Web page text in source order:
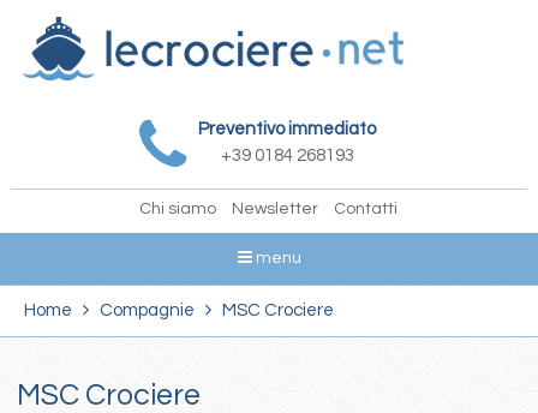
Preventivo immediato
+39 0184 268193
Chi siamo Newsletter Contatti
menu
Home Compagnie MSC Crociere
MSC Crociere